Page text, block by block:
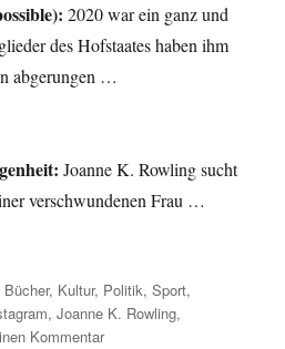
2020 war ein ganz und
des Hofstaates haben ihm
abgerungen …
Joanne K. Rowling sucht
verschwundenen Frau …
Kategorien
Bücher, Kultur, Politik,Sport,
,Joanne K. Rowling,
Kommentarzu